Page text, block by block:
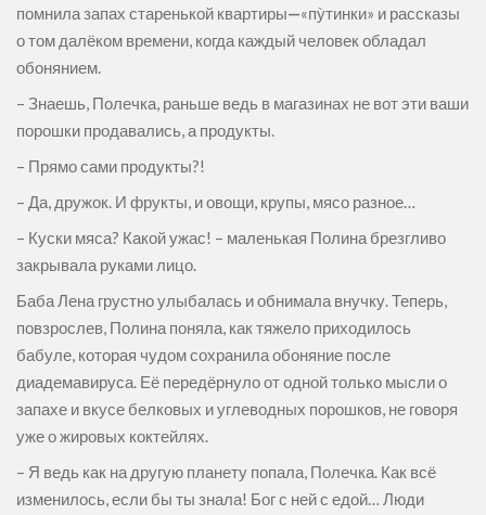
помнила запах старенькой квартиры—«пỳтинки» и рассказы
о том далёком времени, когда каждый человек обладал
обонянием.
– Знаешь, Полечка, раньше ведь в магазинах не вот эти ваши
порошки продавались, а продукты.
– Прямо сами продукты?!
– Да, дружок. И фрукты, и овощи, крупы, мясо разное…
– Куски мяса? Какой ужас! – маленькая Полина брезгливо
закрывала руками лицо.
Баба Лена грустно улыбалась и обнимала внучку. Теперь,
повзрослев, Полина поняла, как тяжело приходилось
бабуле, которая чудом сохранила обоняние после
диадемавируса. Её передёрнуло от одной только мысли о
запахе и вкусе белковых и углеводных порошков, не говоря
уже о жировых коктейлях.
– Я ведь как на другую планету попала, Полечка. Как всё
изменилось, если бы ты знала! Бог с ней с едой… Люди